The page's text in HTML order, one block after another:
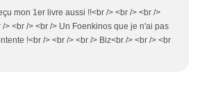
mon 1er livre aussi !!<br /> <br /> <br />
/> <br /> <br /> Un Foenkinos que je n'ai pas
!<br /> <br /> <br /> Biz<br /> <br /> <br